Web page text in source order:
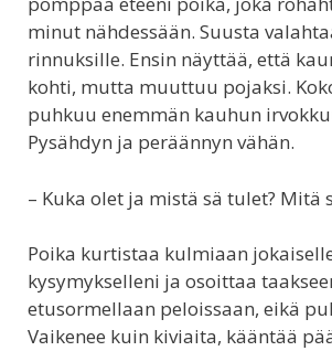
minut nähdessään. Suusta
rinnuksille. Ensin näyttää, että
kohti, mutta muuttuu pojaksi.
puhkuu enemmän kauhun
Pysähdyn ja peräännyn vähän.
– Kuka olet ja mistä sä tulet? Mitä
Poika kurtistaa kulmiaan
kysymykselleni ja osoittaa
etusormellaan peloissaan, eikä
Vaikenee kuin kiviaita, kääntää